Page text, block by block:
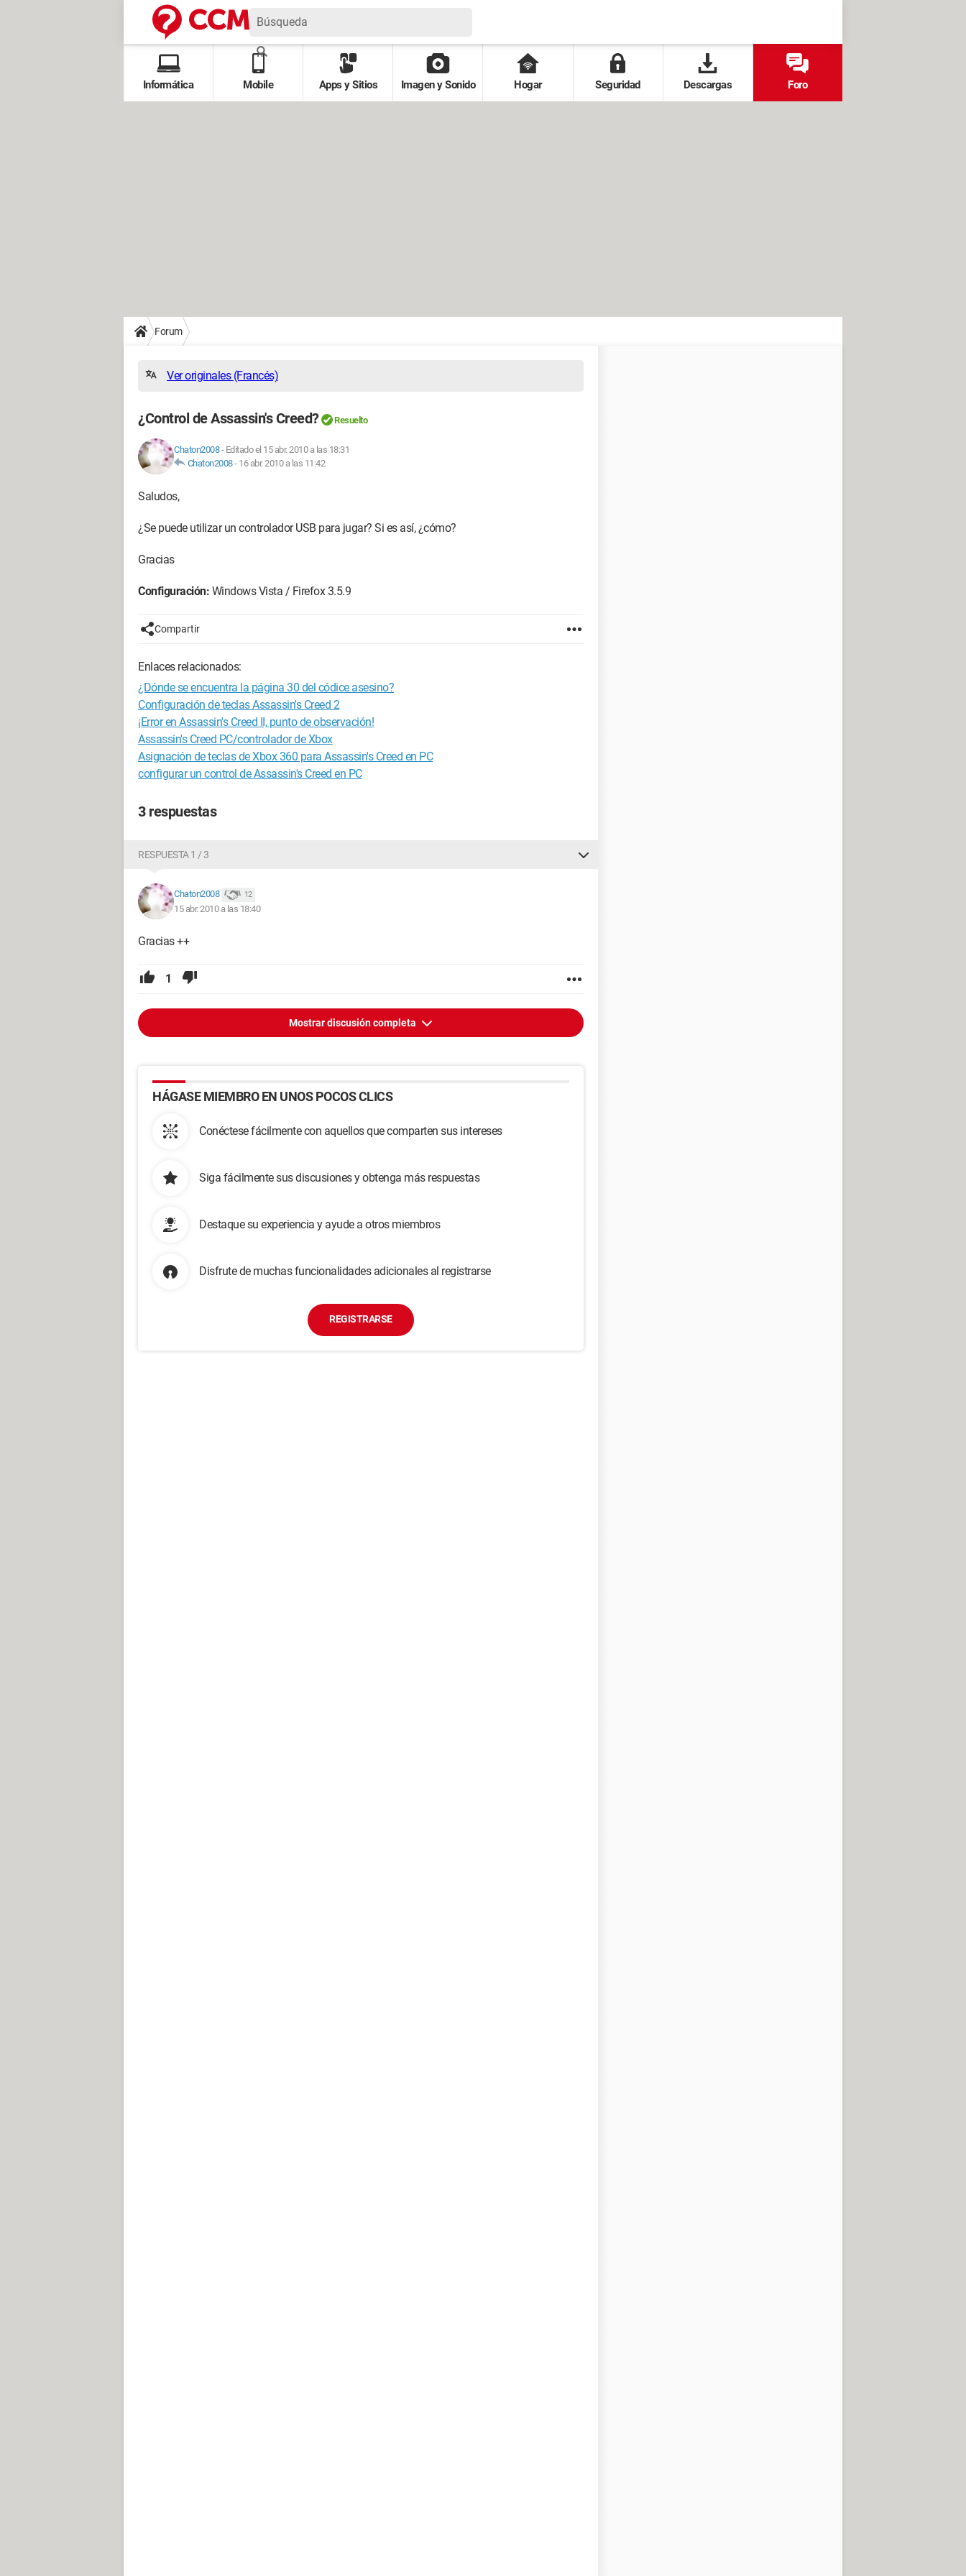
Informática Mobile Apps y Sitios Imagen y Sonido Hogar Seguridad Descargas Foro
Forum
Ver originales (Francés)
¿Control de Assassin's Creed? Resuelto
Chaton2008- Editado el 15 abr. 2010 a las 18:31
Chaton2008- 16 abr. 2010 a las 11:42
Saludos,
¿Se puede utilizar un controlador USB para jugar? Si es así, ¿cómo?
Gracias
Configuración: Windows Vista / Firefox 3.5.9
Compartir
Enlaces relacionados:
¿Dónde se encuentra la página 30 del códice asesino?
Configuración de teclas Assassin's Creed 2
¡Error en Assassin's Creed II, punto de observación!
Assassin's Creed PC/controlador de Xbox
Asignación de teclas de Xbox 360 para Assassin's Creed en PC
configurar un control de Assassin's Creed en PC
3 respuestas
RESPUESTA 1 / 3
Chaton2008 12
15 abr. 2010 a las 18:40
Gracias ++
1
Mostrar discusión completa
HÁGASE MIEMBRO EN UNOS POCOS CLICS
Conéctese fácilmente con aquellos que comparten sus intereses
Siga fácilmente sus discusiones y obtenga más respuestas
Destaque su experiencia y ayude a otros miembros
Disfrute de muchas funcionalidades adicionales al registrarse
REGISTRARSE